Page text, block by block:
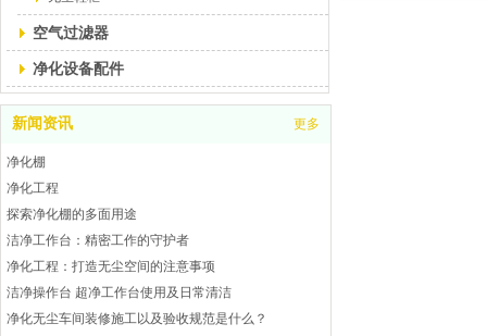
空气过滤器
净化设备配件
新闻资讯 更多
净化棚
净化工程
探索净化棚的多面用途
洁净工作台：精密工作的守护者
净化工程：打造无尘空间的注意事项
洁净操作台 超净工作台使用及日常清洁
净化无尘车间装修施工以及验收规范是什么？